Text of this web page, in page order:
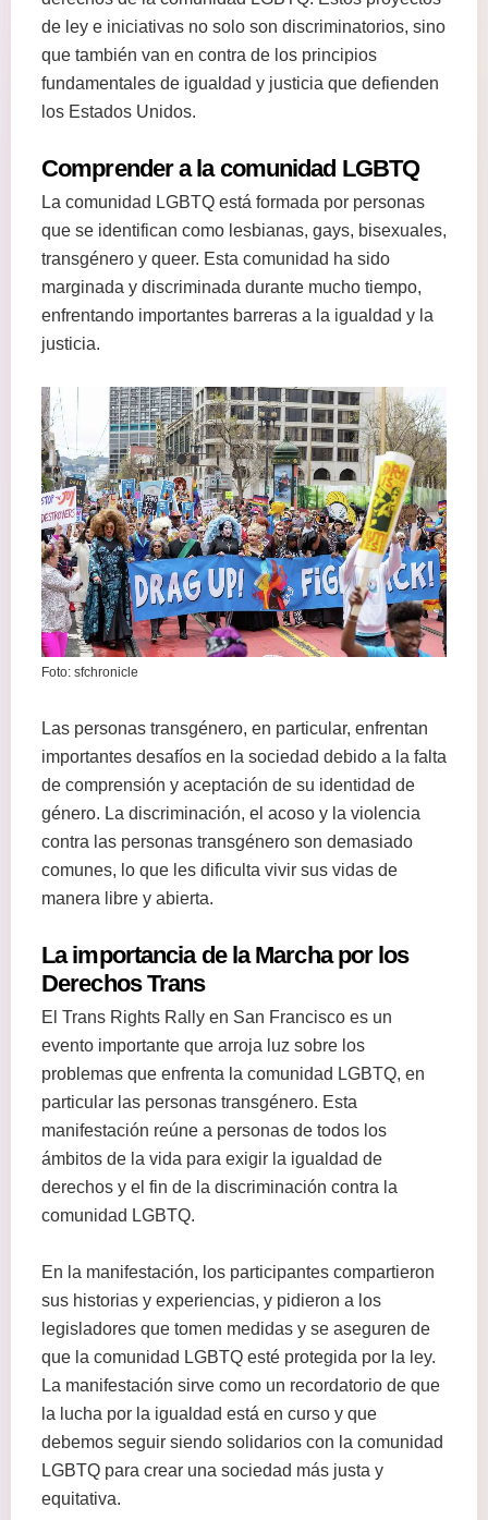
de ley e iniciativas no solo son discriminatorios, sino
que también van en contra de los principios
fundamentales de igualdad y justicia que defienden
los Estados Unidos.
Comprender a la comunidad LGBTQ
La comunidad LGBTQ está formada por personas
que se identifican como lesbianas, gays, bisexuales,
transgénero y queer. Esta comunidad ha sido
marginada y discriminada durante mucho tiempo,
enfrentando importantes barreras a la igualdad y la
justicia.
Foto: sfchronicle
Las personas transgénero, en particular, enfrentan
importantes desafíos en la sociedad debido a la falta
de comprensión y aceptación de su identidad de
género. La discriminación, el acoso y la violencia
contra las personas transgénero son demasiado
comunes, lo que les dificulta vivir sus vidas de
manera libre y abierta.
La importancia de la Marcha por los
Derechos Trans
El Trans Rights Rally en San Francisco es un
evento importante que arroja luz sobre los
problemas que enfrenta la comunidad LGBTQ, en
particular las personas transgénero. Esta
manifestación reúne a personas de todos los
ámbitos de la vida para exigir la igualdad de
derechos y el fin de la discriminación contra la
comunidad LGBTQ.
En la manifestación, los participantes compartieron
sus historias y experiencias, y pidieron a los
legisladores que tomen medidas y se aseguren de
que la comunidad LGBTQ esté protegida por la ley.
La manifestación sirve como un recordatorio de que
la lucha por la igualdad está en curso y que
debemos seguir siendo solidarios con la comunidad
LGBTQ para crear una sociedad más justa y
equitativa.